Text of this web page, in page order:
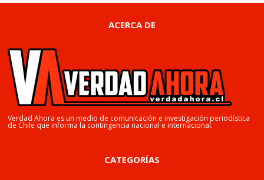
ACERCA DE
Verdad Ahora es un medio de comunicación e investigación periodística
de Chile que informa la contingencia nacional e internacional.
CATEGORÍAS